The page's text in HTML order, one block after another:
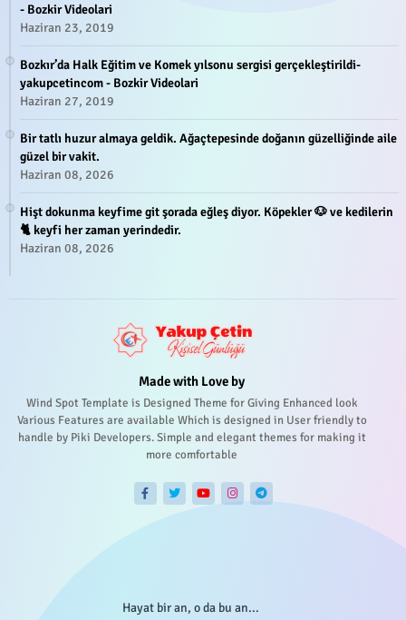
- Bozkir Videolari
Haziran 23, 2019
Bozkır’da Halk Eğitim ve Komek yılsonu sergisi gerçekleştirildi-
yakupcetincom - Bozkir Videolari
Haziran 27, 2019
Bir tatlı huzur almaya geldik. Ağaçtepesinde doğanın güzelliğinde aile
güzel bir vakit.
Haziran 08, 2026
Hişt dokunma keyfime git şorada eğleş diyor. Köpekler 🐶 ve kedilerin
🐈 keyfi her zaman yerindedir.
Haziran 08, 2026
Made with Love by
Wind Spot Template is Designed Theme for Giving Enhanced look
Various Features are available Which is designed in User friendly to
handle by Piki Developers. Simple and elegant themes for making it
more comfortable
Hayat bir an, o da bu an...